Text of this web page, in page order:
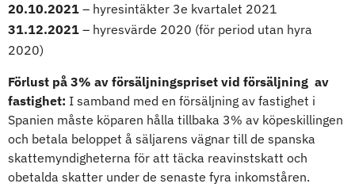
20.10.2021 – hyresintäkter 3e kvartalet 2021
31.12.2021 – hyresvärde 2020 (för period utan hyra
2020)
Förlust på 3% av försäljningspriset vid försäljning av
fastighet: I samband med en försäljning av fastighet i
Spanien måste köparen hålla tillbaka 3% av köpeskillingen
och betala beloppet å säljarens vägnar till de spanska
skattemyndigheterna för att täcka reavinstskatt och
obetalda skatter under de senaste fyra inkomståren.